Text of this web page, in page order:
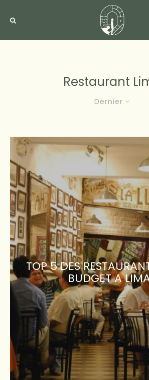
Restaurant
Dernier
TOP 5 DES
BUDGET A